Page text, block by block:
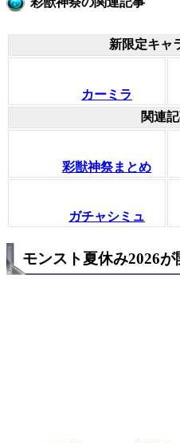
新限定キャ
カーミラ
関連
彩獣神祭まとめ
ガチャシミュ
モンスト夏休み2026が